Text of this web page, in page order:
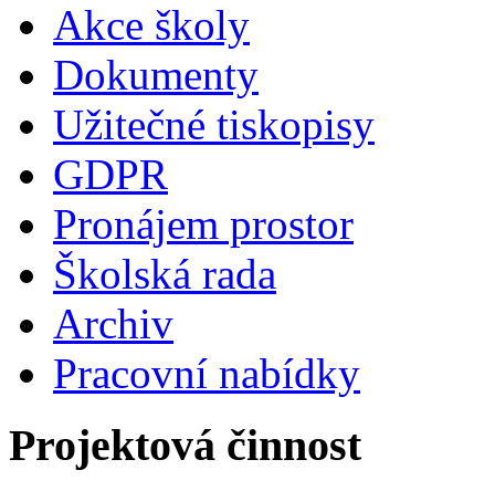
Akce školy
Dokumenty
Užitečné tiskopisy
GDPR
Pronájem prostor
Školská rada
Archiv
Pracovní nabídky
Projektová činnost